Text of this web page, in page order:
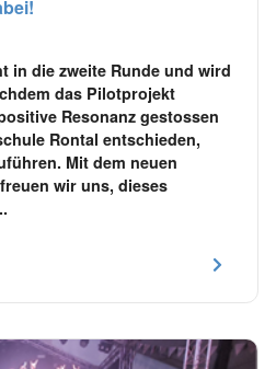
in die zweite Runde und wird
das Pilotprojekt
Resonanz gestossen
Rontal entschieden,
Mit dem neuen
wir uns, dieses